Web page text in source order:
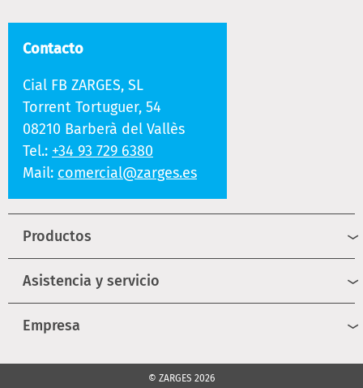
Contacto
Cial FB ZARGES, SL
Torrent Tortuguer, 54
08210 Barberà del Vallès
Tel.: +34 93 729 6380
Mail: comercial@zarges.es
Productos
Asistencia y servicio
Empresa
© ZARGES 2026